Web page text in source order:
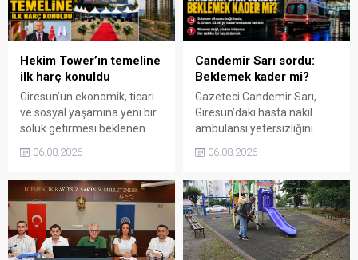
beklentilerini doğrudan
Başkan Sıbıç’a aktardı.
atıldığını belirterek, “İftira ve
karalama siyasetiyle
çalışanlarımızın emeğinin
gölgelenmesine izin
vermeyeceğim” dedi.
Hekim Tower’ın temeline
ilk harç konuldu
Giresun’un ekonomik, ticari
ve sosyal yaşamına yeni bir
soluk getirmesi beklenen
inşaat süreci başladı.
düzenlenen geniş katılımlı
törenle temeli atılan
projenin 18 ay içinde
tamamlanması
hedefleniyor.
06.08.2026
Candemir Sarı sordu:
Beklemek kader mi?
Gazeteci Candemir Sarı,
Giresun’daki hasta nakil
ambulansı yetersizliğini
solunum cihazına bağlı bir
ambulans beklediğini
belirterek yetkililere çözüm
çağrısı yaptı.
06.08.2026